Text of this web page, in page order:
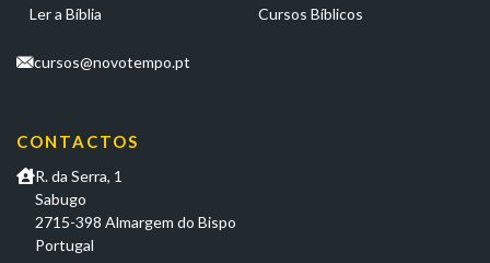
Ler a Bíblia Cursos Bíblicos
cursos@novotempo.pt
CONTACTOS
R. da Serra, 1
Sabugo
2715-398 Almargem do Bispo
Portugal